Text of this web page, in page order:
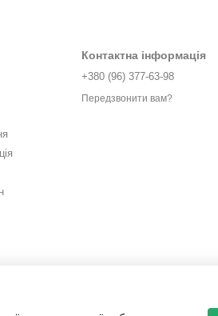
Контактна інформація
+380 (96) 377-63-98
Передзвонити вам?